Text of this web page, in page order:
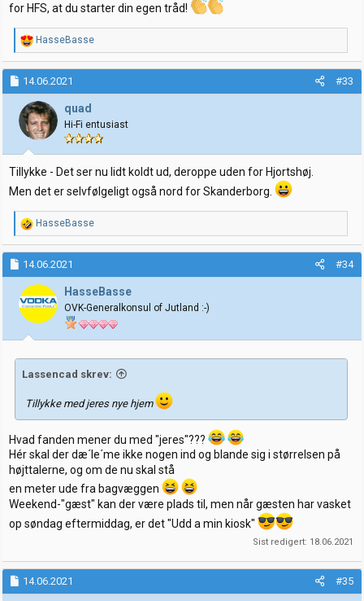
for HFS, at du starter din egen tråd!
R
e
a
k
j
o
n
e
r
:
HasseBasse
14.06.2021 #33
quad
Hi-Fi entusiast
Tillykke - Det ser nu lidt koldt ud, deroppe uden for Hjortshøj.
Men det er selvfølgeligt også nord for Skanderborg.
R
e
a
k
j
o
e
r
HasseBasse
14.06.2021 #34
HasseBasse
OVK-Generalkonsul of Jutland :-)
Lassencad skrev:
Tillykke med jeres nye hjem
Hvad fanden mener du med "jeres"???
Hér skal der dæ´le´me ikke nogen ind og blande sig i størrelsen på
højttalerne, og om de nu skal stå
en meter ude fra bagvæggen
Weekend-"gæst" kan der være plads til, men når gæsten har vasket
op søndag eftermiddag, er det "Udd a min kiosk"
Sist redigert: 18.06.2021
14.06.2021 #35